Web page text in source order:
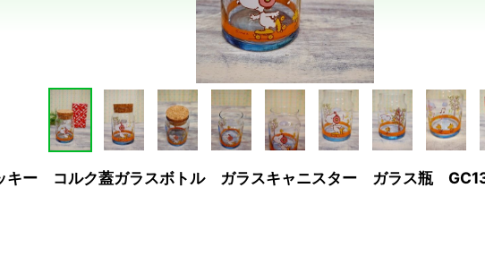
キー コルク蓋ガラスボトル ガラスキャニスター ガラス瓶